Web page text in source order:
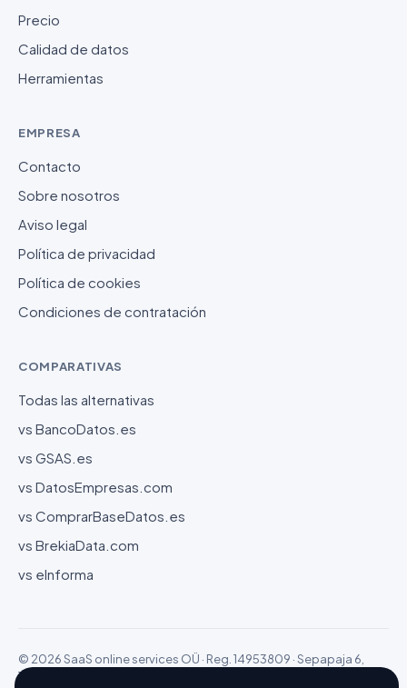
Precio
Calidad de datos
Herramientas
EMPRESA
Contacto
Sobre nosotros
Aviso legal
Política de privacidad
Política de cookies
Condiciones de contratación
COMPARATIVAS
Todas las alternativas
vs BancoDatos.es
vs GSAS.es
vs DatosEmpresas.com
vs ComprarBaseDatos.es
vs BrekiaData.com
vs eInforma
© 2026 SaaS online services OÜ · Reg. 14953809 · Sepapaja 6,
15551 Tallinn (Estonia)